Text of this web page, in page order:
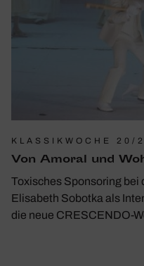
KLASSIKWOCHE 20/
Von Amoral und
Toxisches Sponsoring bei
Elisabeth Sobotka als
die neue CRESCENDO-